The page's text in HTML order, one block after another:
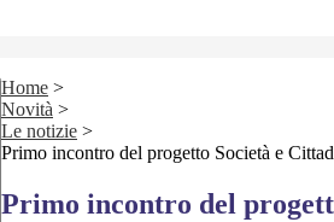
Home >
Novità >
Le notizie >
Primo incontro del progetto Società e
Primo incontro del